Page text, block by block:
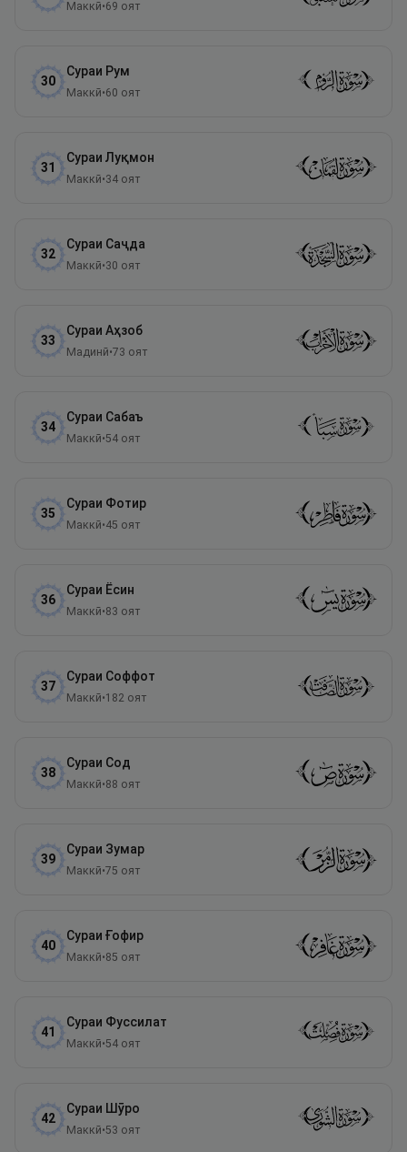
Маккӣ•69 оят
30
Сураи Рум
Маккӣ•60 оят
31
Сураи Луқмон
Маккӣ•34 оят
32
Сураи Саҷда
Маккӣ•30 оят
33
Сураи Аҳзоб
Мадинӣ•73 оят
34
Сураи Сабаъ
Маккӣ•54 оят
35
Сураи Фотир
Маккӣ•45 оят
36
Сураи Ёсин
Маккӣ•83 оят
37
Сураи Соффот
Маккӣ•182 оят
38
Сураи Сод
Маккӣ•88 оят
39
Сураи Зумар
Маккӣ•75 оят
40
Сураи Ғофир
Маккӣ•85 оят
41
Сураи Фуссилат
Маккӣ•54 оят
42
Сураи Шӯро
Маккӣ•53 оят